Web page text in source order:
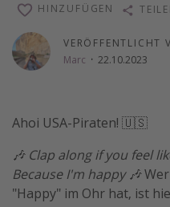
Familienurlaub in der
Rundreisen in Thailand
Bahnreisen in der Schweiz
Travel Know How
Silvesterreisen
Last Minute Urlaub
Last Minute Urlaub
VERÖFFENTLICHT
Marc · 22.10.2023
HINZUFÜGEN
Ahoi USA-Piraten! 🇺🇸
🎶 Clap along if you feel
Because I'm happy 🎶Wer
"Happy" im Ohr hat, ist